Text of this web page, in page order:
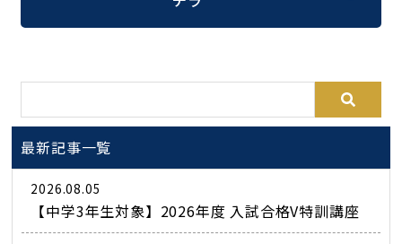
最新記事一覧
2026.08.05
【中学3年生対象】2026年度 入試合格V特訓講座